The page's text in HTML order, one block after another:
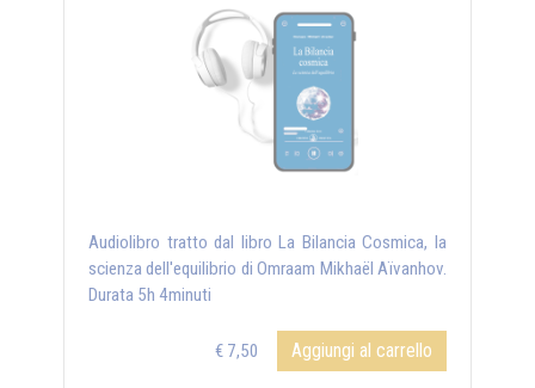
Audiolibro tratto dal libro La Bilancia Cosmica, la
scienza dell'equilibrio di Omraam Mikhaël Aïvanhov.
Durata 5h 4minuti
€ 7,50 Aggiungi al carrello